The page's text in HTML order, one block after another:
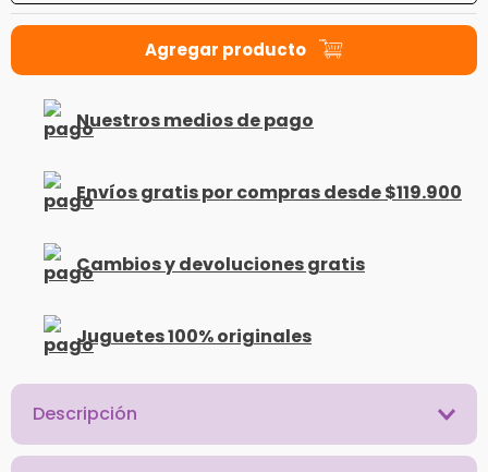
Nuestros medios de pago
Envíos gratis por compras desde $119.900
Cambios y devoluciones gratis
Juguetes 100% originales
Descripción